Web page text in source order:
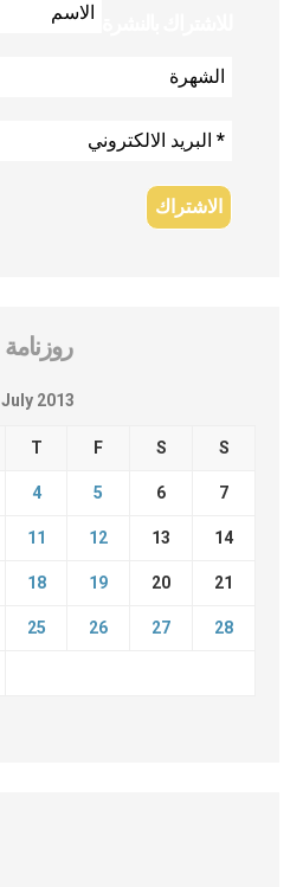
روزنامة
July 2013
T F S S
4 5 6 7
11 12 13 14
18 19 20 21
25 26 27 28